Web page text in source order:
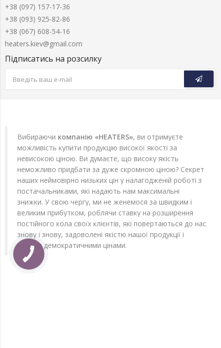
+38 (097) 157-17-36
+38 (093) 925-82-86
+38 (067) 608-54-16
heaters.kiev@gmail.com
Підписатись на розсилку
Вибираючи компанію «HEATERS», ви отримуєте
можливість купити продукцію високої якості за
невисокою ціною. Ви думаєте, що високу якість
неможливо придбати за дуже скромною ціною? Секрет
наших неймовірно низьких цін у налагодженій роботі з
постачальниками, які надають нам максимальні
знижки. У свою чергу, ми не женемося за швидким і
великим прибутком, роблячи ставку на розширення
постійного кола своїх клієнтів, які повертаються до нас
знову і знову, задоволені якістю нашої продукції і
вельми демократичними цінами.